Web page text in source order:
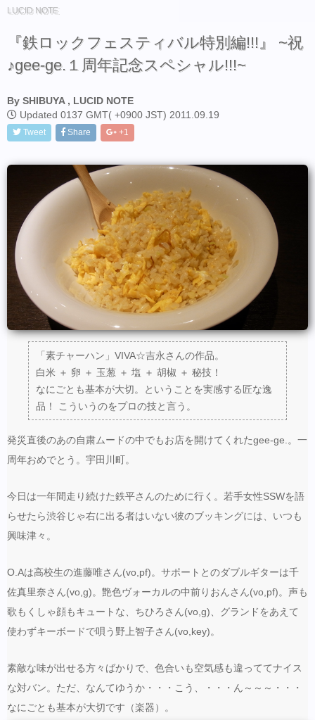
LUCID NOTE
『鉄ロックフェスティバル特別編!!!』 ~祝
♪gee-ge.１周年記念スペシャル!!!~
By SHIBUYA , LUCID NOTE
Updated 0137 GMT( +0900 JST) 2011.09.19
Tweet Share +1
「素チャーハン」VIVA☆吉永さんの作品。
白米 ＋ 卵 ＋ 玉葱 ＋ 塩 ＋ 胡椒 ＋ 秘技！
なにごとも基本が大切。ということを実感する匠な逸
品！ こういうのをプロの技と言う。
発災直後のあの自粛ムードの中でもお店を開けてくれたgee-ge.。一
周年おめでとう。宇田川町。
今日は一年間走り続けた鉄平さんのために行く。若手女性SSWを語
らせたら渋谷じゃ右に出る者はいない彼のブッキングには、いつも
興味津々。
O.Aは高校生の進藤唯さん(vo,pf)。サポートとのダブルギターは千
佐真里奈さん(vo,g)。艶色ヴォーカルの中前りおんさん(vo,pf)。声も
歌もくしゃ顔もキュートな、ちひろさん(vo,g)、グランドをあえて
使わずキーボードで唄う野上智子さん(vo,key)。
素敵な味が出せる方々ばかりで、色合いも空気感も違っててナイス
な対バン。ただ、なんてゆうか・・・こう、・・・ん～～～・・・
なにごとも基本が大切です（楽器）。